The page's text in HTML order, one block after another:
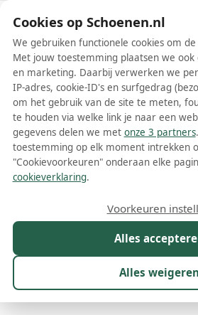
Schoenen.nl
DWRS Schoenen
DWRS Label is een Nederlands
opgericht door 2 jonge, enthousiaste
combineren. Dit is meer dan duidelijk
DWRS worden in Nederland ontworpen
geproduceerd in Portugal, waarna ze de
Inmiddels heeft DWRS zelfs al een keer
Disney een collectie uitgebracht! DWRS
inspireren door de Western stijl. Deze
Enkellaarsjes
Maat Merk 1 Kleur
Cookies op Schoenen.nl
We gebruiken functionele cookies om
Met jouw toestemming plaatsen we ook
en marketing. Daarbij verwerken we
IP-adres, cookie-ID's en surfgedrag
om het gebruik van de site te meten,
te houden via welke link je naar een
gegevens delen we met onze 3 partners
toestemming op elk moment intrekken
"Cookievoorkeuren" onderaan elke
cookieverklaring.
Alles
Alles weigeren
Voorkeuren